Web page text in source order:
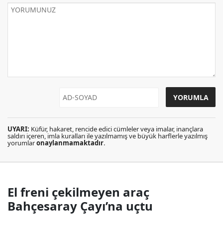
UYARI: Küfür, hakaret, rencide edici cümleler veya imalar, inançlara
saldırı içeren, imla kuralları ile yazılmamış ve büyük harflerle yazılmış
yorumlaronaylanmamaktadır.
El freni çekilmeyen araç
Bahçesaray Çayı’na uçtu